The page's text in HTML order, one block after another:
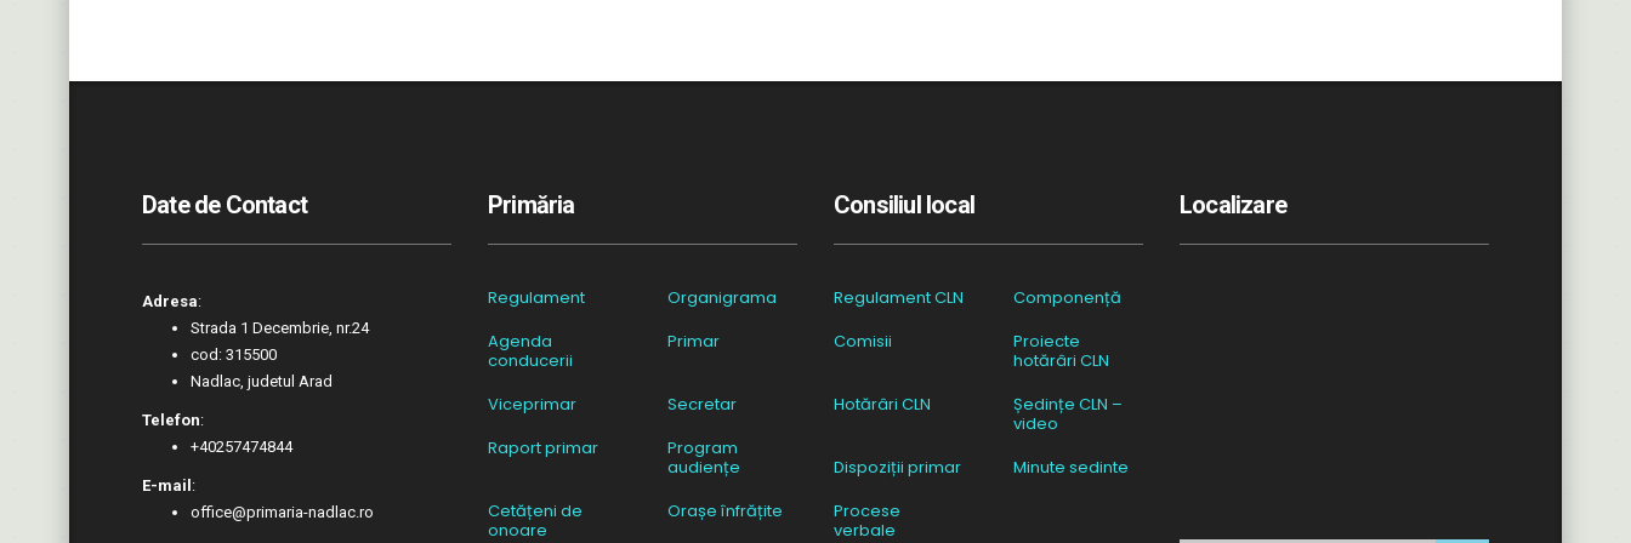
Date de Contact
Adresa:
Strada 1 Decembrie, nr.24
cod: 315500
Nadlac, judetul Arad
Telefon:
+40257474844
E-mail :
office@primaria-nadlac.ro
Primăria
Regulament
Organigrama
Agenda
conducerii
Primar
Viceprimar
Secretar
Raport primar
Program
audiențe
Cetățeni de
onoare
Orașe înfrățite
Consiliul local
Regulament CLN
Componență
Comisii
Proiecte
hotărâri CLN
Hotărâri CLN
Ședințe CLN –
video
Dispoziții primar
Minute sedinte
Procese
verbale
Localizare